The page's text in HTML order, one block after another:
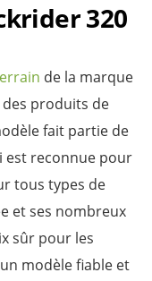
320
de la marque
produits de
fait partie de
est reconnue pour
tous types de
et ses nombreux
sûr pour les
modèle fiable et